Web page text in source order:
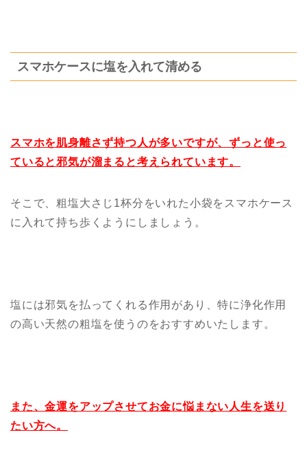
スマホケースに塩を入れて清める
スマホを肌身離さず持つ人が多いですが、ずっと使っ
ていると邪気が溜まると考えられています。
そこで、粗塩大さじ1杯分をいれた小袋をスマホケース
に入れて持ち歩くようにしましょう。
塩には邪気を払ってくれる作用があり、特に浄化作用
の高い天然の粗塩を使うのをおすすめいたします。
また、金運をアップさせてお金に悩まない人生を送り
たい方へ。